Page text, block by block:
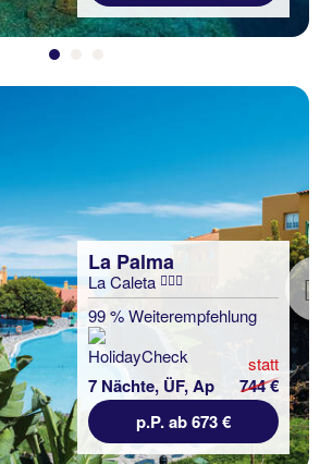
La Palma
La Caleta
99 % Weiterempfehlung
7 Nächte, ÜF, Ap
statt
744 €
p.P. ab 673 €